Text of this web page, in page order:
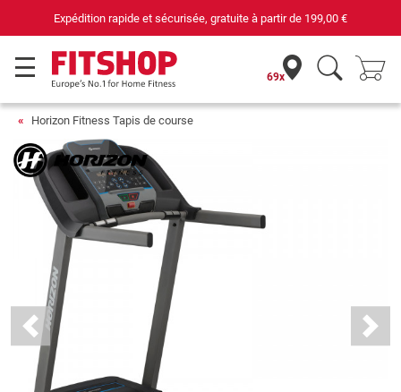
69 magasins avec 75 techniciens
69x
Horizon Fitness Tapis de course
Previous Next